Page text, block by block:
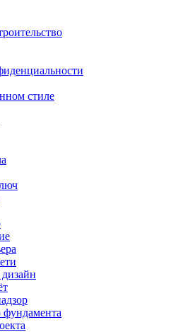
стиле
фундамента